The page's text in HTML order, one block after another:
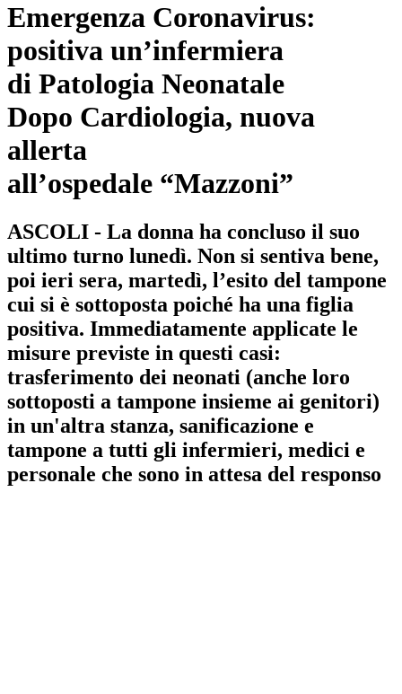
Emergenza Coronavirus:
positiva un’infermiera
di Patologia Neonatale
Dopo Cardiologia, nuova
allerta
all’ospedale “Mazzoni”
ASCOLI - La donna ha concluso il suo
ultimo turno lunedì. Non si sentiva bene,
poi ieri sera, martedì, l’esito del tampone
cui si è sottoposta poiché ha una figlia
positiva. Immediatamente applicate le
misure previste in questi casi:
trasferimento dei neonati (anche loro
sottoposti a tampone insieme ai genitori)
in un'altra stanza, sanificazione e
tampone a tutti gli infermieri, medici e
personale che sono in attesa del responso